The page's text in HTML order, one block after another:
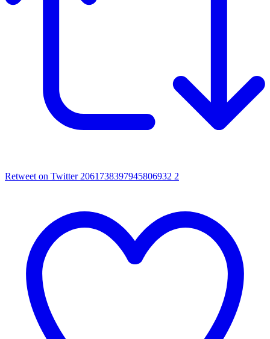
Retweet on Twitter 2061738397945806932 2